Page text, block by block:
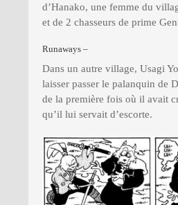
d’Hanako, une femme du
et de 2 chasseurs de prime
Runaways –
Dans un autre village, Usagi
laisser passer le palanquin de
de la première fois où il avait
qu’il lui servait d’escorte.